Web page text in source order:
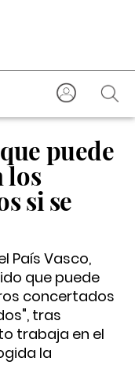
puede
los
si se
País Vasco,
que puede
concertados
tras
trabaja en el
la